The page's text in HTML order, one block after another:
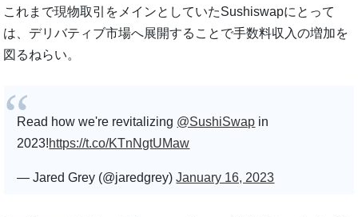
これまで現物取引をメインとしていたSushiswapにとって
は、デリバティブ市場へ展開することで手数料収入の増加を
図るねらい。
Read how we're revitalizing @SushiSwap in
2023!https://t.co/KTnNgtUMaw
— Jared Grey (@jaredgrey)January 16, 2023